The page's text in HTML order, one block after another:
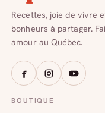
Recettes, joie de vivre
bonheurs à partager.
amour au Québec.
BOUTIQUE